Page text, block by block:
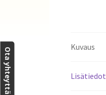
Kuvaus
Lisätiedot
Ota yhteyttä